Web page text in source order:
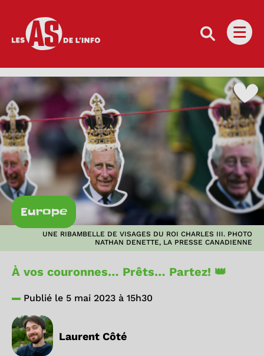
Les as de l'info
Europe
UNE RIBAMBELLE DE VISAGES DU ROI CHARLES III. PHOTO
NATHAN DENETTE, LA PRESSE CANADIENNE
À vos couronnes… Prêts… Partez! 👑
Publié le 5 mai 2023 à 15h30
Laurent Côté